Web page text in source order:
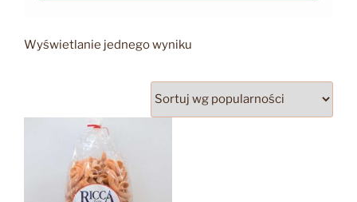
Wyświetlanie jednego wyniku